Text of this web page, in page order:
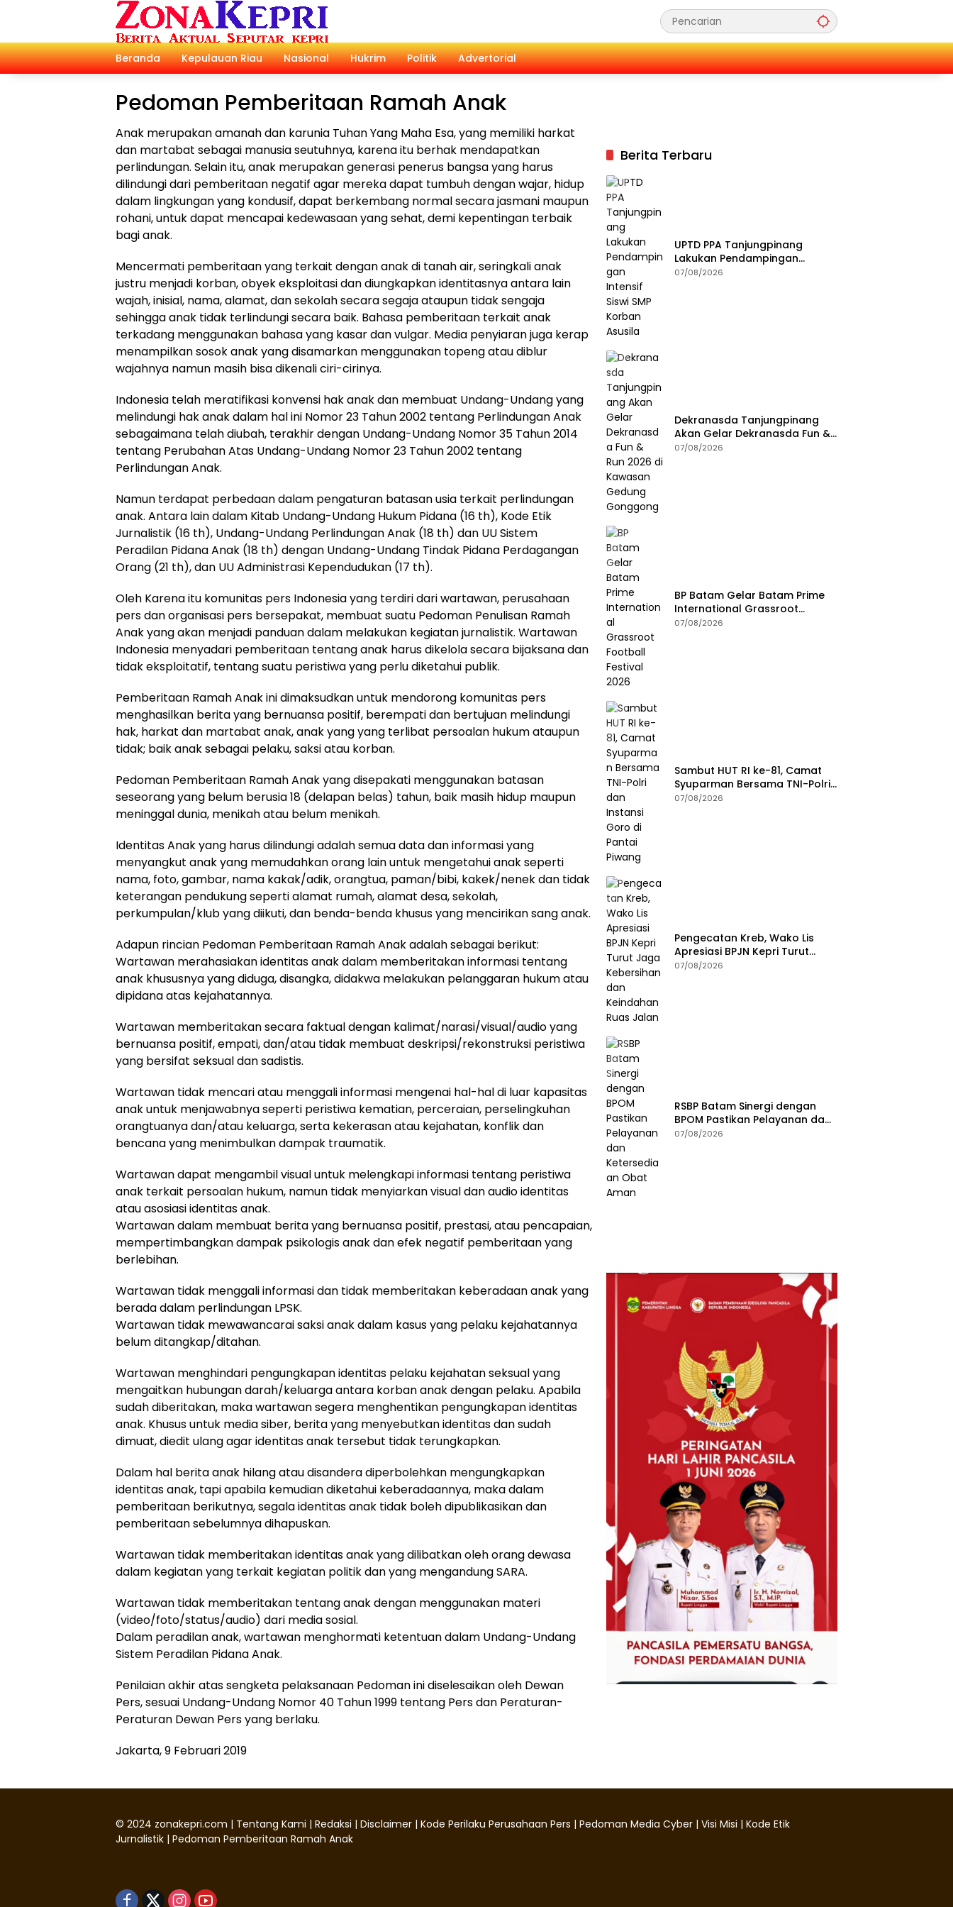
Beranda
Kepulauan Riau Nasional Hukrim Politik Advertorial
Pedoman Pemberitaan Ramah Anak
Anak merupakan amanah dan karunia Tuhan Yang Maha Esa, yang memiliki harkat
dan martabat sebagai manusia seutuhnya, karena itu berhak mendapatkan
perlindungan. Selain itu, anak merupakan generasi penerus bangsa yang harus
dilindungi dari pemberitaan negatif agar mereka dapat tumbuh dengan wajar, hidup
dalam lingkungan yang kondusif, dapat berkembang normal secara jasmani maupun
rohani, untuk dapat mencapai kedewasaan yang sehat, demi kepentingan terbaik
bagi anak.
Mencermati pemberitaan yang terkait dengan anak di tanah air, seringkali anak
justru menjadi korban, obyek eksploitasi dan diungkapkan identitasnya antara lain
wajah, inisial, nama, alamat, dan sekolah secara segaja ataupun tidak sengaja
sehingga anak tidak terlindungi secara baik. Bahasa pemberitaan terkait anak
terkadang menggunakan bahasa yang kasar dan vulgar. Media penyiaran juga kerap
menampilkan sosok anak yang disamarkan menggunakan topeng atau diblur
wajahnya namun masih bisa dikenali ciri-cirinya.
Indonesia telah meratifikasi konvensi hak anak dan membuat Undang-Undang yang
melindungi hak anak dalam hal ini Nomor 23 Tahun 2002 tentang Perlindungan Anak
sebagaimana telah diubah, terakhir dengan Undang-Undang Nomor 35 Tahun 2014
tentang Perubahan Atas Undang-Undang Nomor 23 Tahun 2002 tentang
Perlindungan Anak.
Namun terdapat perbedaan dalam pengaturan batasan usia terkait perlindungan
anak. Antara lain dalam Kitab Undang-Undang Hukum Pidana (16 th), Kode Etik
Jurnalistik (16 th), Undang-Undang Perlindungan Anak (18 th) dan UU Sistem
Peradilan Pidana Anak (18 th) dengan Undang-Undang Tindak Pidana Perdagangan
Orang (21 th), dan UU Administrasi Kependudukan (17 th).
Oleh Karena itu komunitas pers Indonesia yang terdiri dari wartawan, perusahaan
pers dan organisasi pers bersepakat, membuat suatu Pedoman Penulisan Ramah
Anak yang akan menjadi panduan dalam melakukan kegiatan jurnalistik. Wartawan
Indonesia menyadari pemberitaan tentang anak harus dikelola secara bijaksana dan
tidak eksploitatif, tentang suatu peristiwa yang perlu diketahui publik.
Pemberitaan Ramah Anak ini dimaksudkan untuk mendorong komunitas pers
menghasilkan berita yang bernuansa positif, berempati dan bertujuan melindungi
hak, harkat dan martabat anak, anak yang yang terlibat persoalan hukum ataupun
tidak; baik anak sebagai pelaku, saksi atau korban.
Pedoman Pemberitaan Ramah Anak yang disepakati menggunakan batasan
seseorang yang belum berusia 18 (delapan belas) tahun, baik masih hidup maupun
meninggal dunia, menikah atau belum menikah.
Identitas Anak yang harus dilindungi adalah semua data dan informasi yang
menyangkut anak yang memudahkan orang lain untuk mengetahui anak seperti
nama, foto, gambar, nama kakak/adik, orangtua, paman/bibi, kakek/nenek dan tidak
keterangan pendukung seperti alamat rumah, alamat desa, sekolah,
perkumpulan/klub yang diikuti, dan benda-benda khusus yang mencirikan sang anak.
Adapun rincian Pedoman Pemberitaan Ramah Anak adalah sebagai berikut:
Wartawan merahasiakan identitas anak dalam memberitakan informasi tentang
anak khususnya yang diduga, disangka, didakwa melakukan pelanggaran hukum atau
dipidana atas kejahatannya.
Wartawan memberitakan secara faktual dengan kalimat/narasi/visual/audio yang
bernuansa positif, empati, dan/atau tidak membuat deskripsi/rekonstruksi peristiwa
yang bersifat seksual dan sadistis.
Wartawan tidak mencari atau menggali informasi mengenai hal-hal di luar kapasitas
anak untuk menjawabnya seperti peristiwa kematian, perceraian, perselingkuhan
orangtuanya dan/atau keluarga, serta kekerasan atau kejahatan, konflik dan
bencana yang menimbulkan dampak traumatik.
Wartawan dapat mengambil visual untuk melengkapi informasi tentang peristiwa
anak terkait persoalan hukum, namun tidak menyiarkan visual dan audio identitas
atau asosiasi identitas anak.
Wartawan dalam membuat berita yang bernuansa positif, prestasi, atau pencapaian,
mempertimbangkan dampak psikologis anak dan efek negatif pemberitaan yang
berlebihan.
Wartawan tidak menggali informasi dan tidak memberitakan keberadaan anak yang
berada dalam perlindungan LPSK.
Wartawan tidak mewawancarai saksi anak dalam kasus yang pelaku kejahatannya
belum ditangkap/ditahan.
Wartawan menghindari pengungkapan identitas pelaku kejahatan seksual yang
mengaitkan hubungan darah/keluarga antara korban anak dengan pelaku. Apabila
sudah diberitakan, maka wartawan segera menghentikan pengungkapan identitas
anak. Khusus untuk media siber, berita yang menyebutkan identitas dan sudah
dimuat, diedit ulang agar identitas anak tersebut tidak terungkapkan.
Dalam hal berita anak hilang atau disandera diperbolehkan mengungkapkan
identitas anak, tapi apabila kemudian diketahui keberadaannya, maka dalam
pemberitaan berikutnya, segala identitas anak tidak boleh dipublikasikan dan
pemberitaan sebelumnya dihapuskan.
Wartawan tidak memberitakan identitas anak yang dilibatkan oleh orang dewasa
dalam kegiatan yang terkait kegiatan politik dan yang mengandung SARA.
Wartawan tidak memberitakan tentang anak dengan menggunakan materi
(video/foto/status/audio) dari media sosial.
Dalam peradilan anak, wartawan menghormati ketentuan dalam Undang-Undang
Sistem Peradilan Pidana Anak.
Penilaian akhir atas sengketa pelaksanaan Pedoman ini diselesaikan oleh Dewan
Pers, sesuai Undang-Undang Nomor 40 Tahun 1999 tentang Pers dan Peraturan-
Peraturan Dewan Pers yang berlaku.
Jakarta, 9 Februari 2019
Berita Terbaru
UPTD PPA Tanjungpinang
Lakukan Pendampingan
Intensif Siswi SMP Korban
07/08/2026
Dekranasda Tanjungpinang
Akan Gelar Dekranasda Fun &
Run 2026 di Kawasan Gedung
07/08/2026
BP Batam Gelar Batam Prime
International Grassroot
Football Festival 2026
07/08/2026
Sambut HUT RI ke-81, Camat
Syuparman Bersama TNI-Polri
dan Instansi Goro di Pantai
07/08/2026
Pengecatan Kreb, Wako Lis
Apresiasi BPJN Kepri Turut
Jaga Kebersihan dan
07/08/2026
RSBP Batam Sinergi dengan
BPOM Pastikan Pelayanan dan
Ketersediaan Obat Aman
07/08/2026
© 2024 zonakepri.com | Tentang Kami | Redaksi | Disclaimer | Kode Perilaku Perusahaan Pers | Pedoman Media Cyber | Visi Misi | Kode Etik
Jurnalistik | Pedoman Pemberitaan Ramah Anak